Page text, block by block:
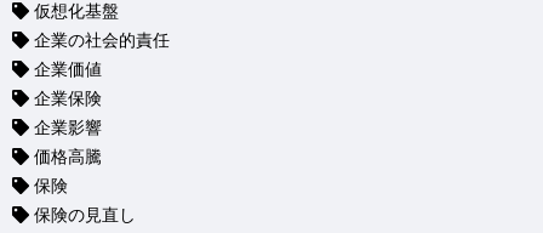
仮想化基盤
企業の社会的責任
企業価値
企業保険
企業影響
価格高騰
保険
保険の見直し